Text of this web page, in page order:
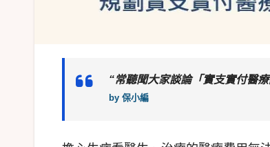
“常聽聞大家談論「實支實付醫
by 保小編